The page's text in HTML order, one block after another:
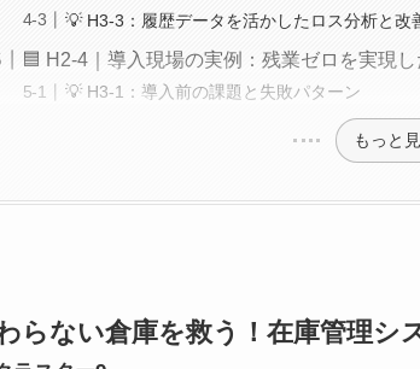
💡 H3-3：履歴データを活かしたロス分析と改
🟦 H2-4｜導入現場の実例：残業ゼロを実現
💡 H3-1：導入前の課題と失敗パターン
もっと
らない倉庫を救う！在庫管理シ